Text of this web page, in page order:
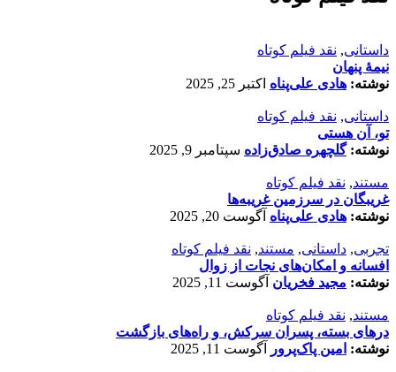
داستانی, نقد فیلم کوتاه
نیمۀ پنهان
نوشته: هادی علی‌پناه اکتبر 25, 2025
داستانی, نقد فیلم کوتاه
تو، آن هستی
نوشته:گلچهره صادق‌زاده سپتامبر 9, 2025
مستند, نقد فیلم کوتاه
غریبگان در سرزمین غریبه‌ها
نوشته: هادی علی‌پناه آگوست 20, 2025
تجربی, داستانی, مستند, نقد فیلم کوتاه
افسانه‌ و امکان‌های نجات از زوال
نوشته: مجید فخریان آگوست 11, 2025
مستند, نقد فیلم کوتاه
درهای بسته، پسران سرکش، و راه‌های بازگشت
نوشته: امین پاک‌پرور آگوست 11, 2025